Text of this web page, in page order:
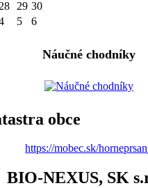
28 29 30
5 6
Náučné chodníky
obce
https://mobec.sk/horneprsan
BIO-NEXUS, SK